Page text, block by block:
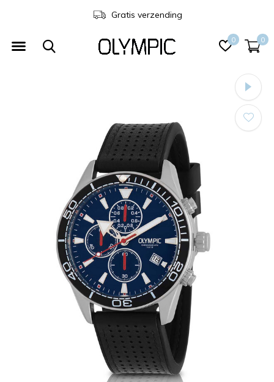
0 0
Gratis verzending